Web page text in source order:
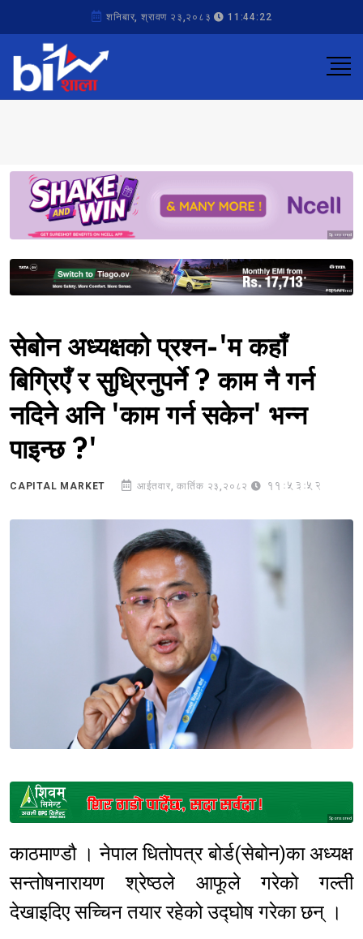
शनिबार, श्रावण २३,२०८३ 11:44:22
Sponsored
Sponsored
सेबोन अध्यक्षको प्रश्न-'म कहाँ
बिग्रिएँ र सुध्रिनुपर्ने ? काम नै गर्न
नदिने अनि 'काम गर्न सकेन' भन्न
पाइन्छ ?'
CAPITAL MARKET आईतवार, कार्तिक २३,२०८२ 11:53:52
Sponsored
काठमाण्डौ । नेपाल धितोपत्र बोर्ड(सेबोन)का अध्यक्ष
सन्तोषनारायण श्रेष्ठले आफूले गरेको गल्ती
देखाइदिए सच्चिन तयार रहेको उद्घोष गरेका छन् ।